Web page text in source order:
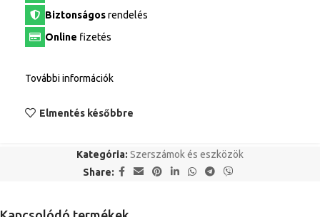
Biztonságosrendelés
Online fizetés
További információk
Elmentés későbbre
Kategória: Szerszámok és eszközök
Share: